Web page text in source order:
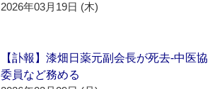
2026年03月19日 (木)
【訃報】漆畑日薬元副会長が死去‐中医協
委員など務める